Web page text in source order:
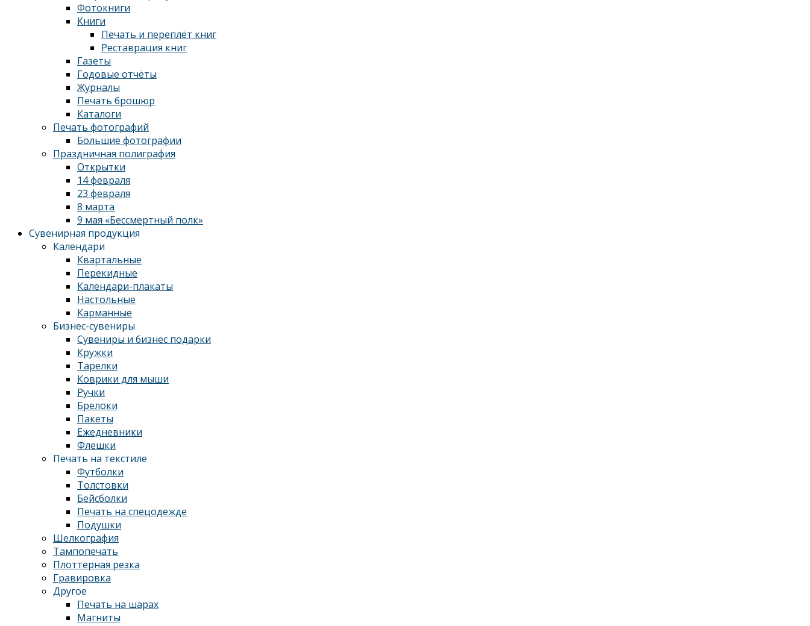
Фотокниги
Книги
Печать и переплёт книг
Реставрация книг
Газеты
Годовые отчёты
Журналы
Печать брошюр
Каталоги
Печать фотографий
Большие фотографии
Праздничная полиграфия
Открытки
14 февраля
23 февраля
8 марта
9 мая «Бессмертный полк»
Сувенирная продукция
Календари
Квартальные
Перекидные
Календари-плакаты
Настольные
Карманные
Бизнес-сувениры
Сувениры и бизнес подарки
Кружки
Тарелки
Коврики для мыши
Ручки
Брелоки
Пакеты
Ежедневники
Флешки
Печать на текстиле
Футболки
Толстовки
Бейсболки
Печать на спецодежде
Подушки
Шелкография
Тампопечать
Плоттерная резка
Гравировка
Другое
Печать на шарах
Магниты